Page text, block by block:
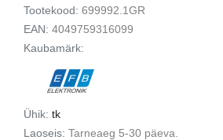
Tootekood: 699992.1GR
EAN: 4049759316099
Kaubamärk:
Ühik: tk
Laoseis: Tarneaeg 5-30 päeva.